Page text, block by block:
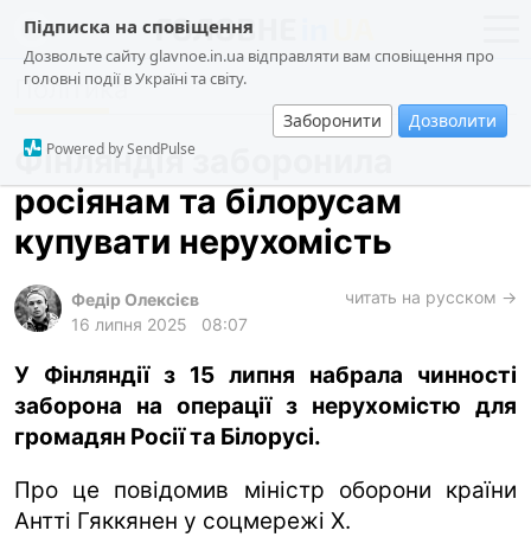
Підписка на сповіщення
Дозвольте сайту glavnoe.in.ua відправляти вам сповіщення про
головні події в Україні та світу.
Заборонити Дозволити
Powered by SendPulse
новини
про проєкт
суспільство
події
кримінал
лонгріди
харків
gambling
Політика
Фінляндія заборонила
росіянам та білорусам
купувати нерухомість
Федір Олексієв
16 липня 2025
08:07
читать на русском →
У Фінляндії з 15 липня набрала чинності
заборона на операції з нерухомістю для
громадян Росії та Білорусі.
Про це повідомив міністр оборони країни
Антті Гяккянен у соцмережі X.